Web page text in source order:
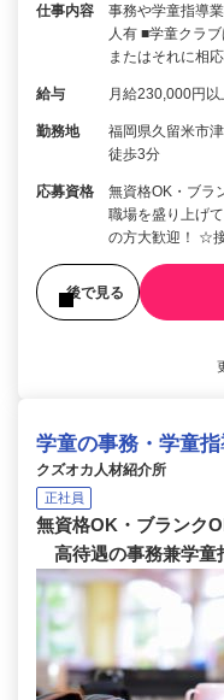
仕事内容
事務や学童指導
人有 ■学童クラ
またはそれに相
給与 月給230,000円以
勤務地
福岡県久留米市
徒歩3分
応募資格
無資格OK・ブ
職場を盛り上げ
の方大歓迎！ ☆
後で見る
学童の事務・学童指
クズオカ人材紹介所
正社員
無資格OK・ブランク
高待遇の事務兼学童